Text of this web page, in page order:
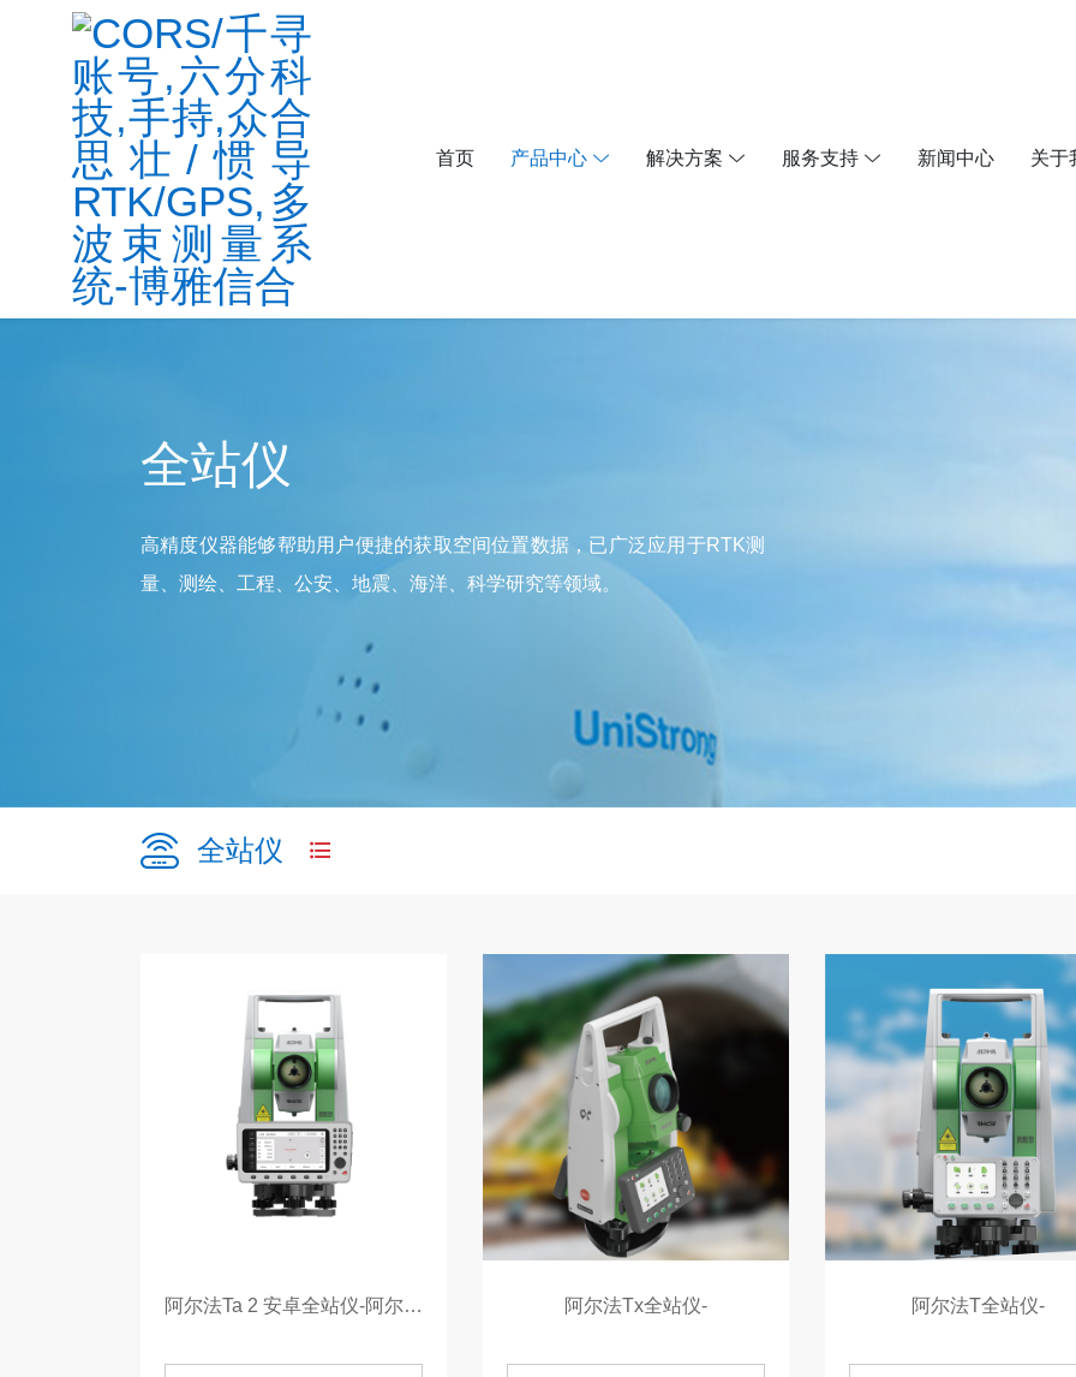
首页 产品中心 解决方案 服务支持 新闻中心 关于
全站仪
高精度仪器能够帮助用户便捷的获取空间位置数据，已广泛应用于RTK测
量、测绘、工程、公安、地震、海洋、科学研究等领域。
全站仪
阿尔法Ta 2 安卓全站仪-阿尔法Ta 2 阿尔法Tx全站仪- 阿尔法T全站仪-